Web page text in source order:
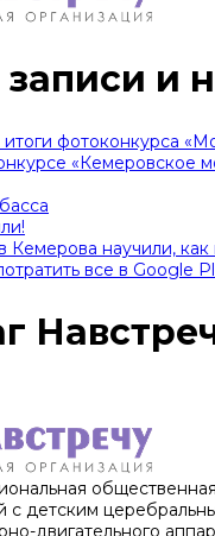
и
фотоконкурса
«Кемеровское
Кемерова научили, как
все в Google
с детским
двигательного